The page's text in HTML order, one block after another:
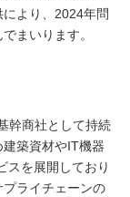
より、2024年問
まいります。
幹商社として持続
築資材やIT機器
スを展開しており
ライチェーンの